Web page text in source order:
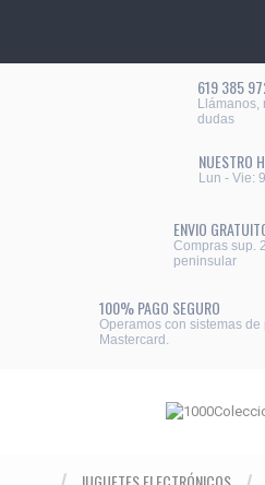
619 385
Llámanos,
dudas
NUESTRO
Lun - Vie:
ENVIO
Compras sup.
peninsular
100% PAGO SEGURO
Operamos con sistemas
Mastercard.